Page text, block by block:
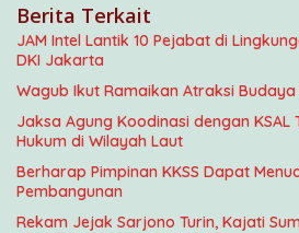
Berita Terkait
JAM Intel Lantik 10 Pejabat di
DKI Jakarta
Wagub Ikut Ramaikan Atraksi Budaya
Jaksa Agung Koodinasi dengan KSAL
Hukum di Wilayah Laut
Berharap Pimpinan KKSS Dapat
Pembangunan
Rekam Jejak Sarjono Turin, Kajati